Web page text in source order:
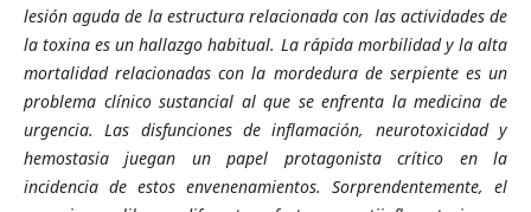
lesión aguda de la estructura relacionada con las actividades de
la toxina es un hallazgo habitual. La rápida morbilidad y la alta
mortalidad relacionadas con la mordedura de serpiente es un
problema clínico sustancial al que se enfrenta la medicina de
urgencia. Las disfunciones de inflamación, neurotoxicidad y
hemostasia juegan un papel protagonista crítico en la
incidencia de estos envenenamientos. Sorprendentemente, el